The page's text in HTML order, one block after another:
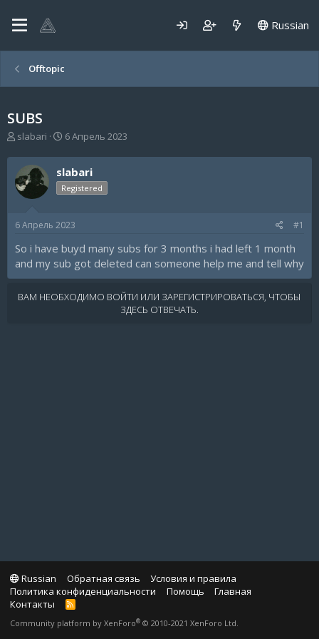
Russian
Offtopic
SUBS
А
т
о
р
м
slabari
Д
т
а
н
а
а
6 Апрель 2023
slabari
Registered
6 Апрель 2023 #1
So i have buyd many subs for 3 months i had left 1 month
and my sub got deleted can someone help me and tell why
ВАМ НЕОБХОДИМО ВОЙТИ ИЛИ ЗАРЕГИСТРИРОВАТЬСЯ, ЧТОБЫ
ЗДЕСЬ ОТВЕЧАТЬ.
Russian Обратная связь
Условия и правила
Политика конфиденциальности
Помощь
Главная
Контакты
R
S
Community platform by XenForo® © 2010-2021 XenForo Ltd.